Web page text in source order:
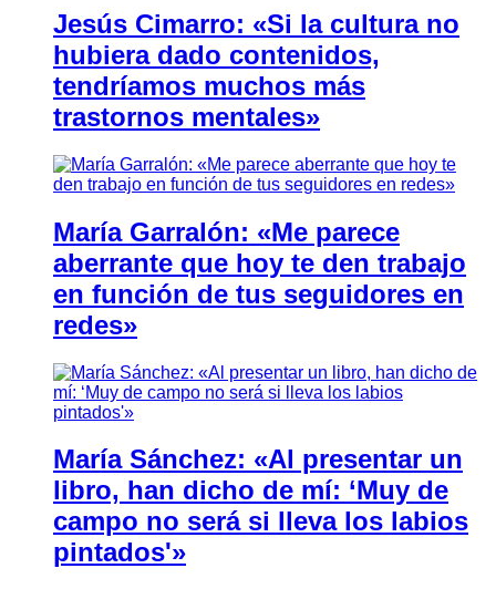
Jesús Cimarro: «Si la cultura no
hubiera dado contenidos,
tendríamos muchos más
trastornos mentales»
María Garralón: «Me parece
aberrante que hoy te den trabajo
en función de tus seguidores en
redes»
María Sánchez: «Al presentar un
libro, han dicho de mí: ‘Muy de
campo no será si lleva los labios
pintados'»